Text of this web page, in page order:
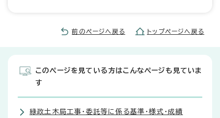
前のページへ戻る トップページへ戻る
このページを見ている方はこんなページも見ていま
す
緑政土木局工事・委託等に係る基準・様式・成績